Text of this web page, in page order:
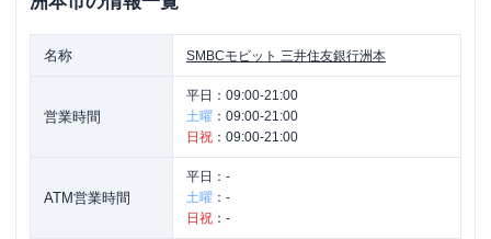
名称 SMBCモビット 三井住友銀行洲本
営業時間
平日： 09:00-21:00
土曜 ： 09:00-21:00
日祝 ： 09:00-21:00
ATM営業時間
平日： -
土曜 ： -
日祝 ： -